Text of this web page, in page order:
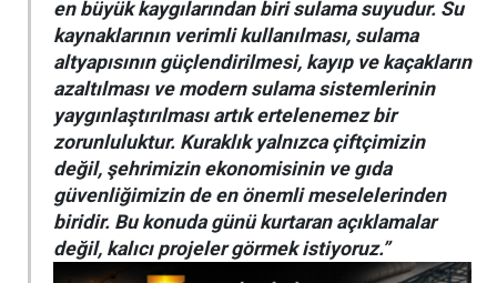
en büyük kaygılarından biri sulama suyudur. Su
kaynaklarının verimli kullanılması, sulama
altyapısının güçlendirilmesi, kayıp ve kaçakların
azaltılması ve modern sulama sistemlerinin
yaygınlaştırılması artık ertelenemez bir
zorunluluktur. Kuraklık yalnızca çiftçimizin
değil, şehrimizin ekonomisinin ve gıda
güvenliğimizin de en önemli meselelerinden
biridir. Bu konuda günü kurtaran açıklamalar
değil, kalıcı projeler görmek istiyoruz.”